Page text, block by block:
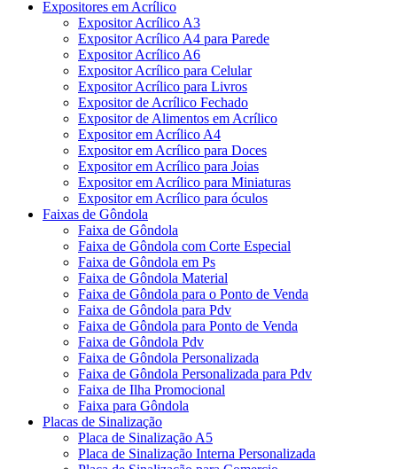
Expositores em Acrílico
Expositor Acrílico A3
Expositor Acrílico A4 para Parede
Expositor Acrílico A6
Expositor Acrílico para Celular
Expositor Acrílico para Livros
Expositor de Acrílico Fechado
Expositor de Alimentos em Acrílico
Expositor em Acrílico A4
Expositor em Acrílico para Doces
Expositor em Acrílico para Joias
Expositor em Acrílico para Miniaturas
Expositor em Acrílico para óculos
Faixas de Gôndola
Faixa de Gôndola
Faixa de Gôndola com Corte Especial
Faixa de Gôndola em Ps
Faixa de Gôndola Material
Faixa de Gôndola para o Ponto de Venda
Faixa de Gôndola para Pdv
Faixa de Gôndola para Ponto de Venda
Faixa de Gôndola Pdv
Faixa de Gôndola Personalizada
Faixa de Gôndola Personalizada para Pdv
Faixa de Ilha Promocional
Faixa para Gôndola
Placas de Sinalização
Placa de Sinalização A5
Placa de Sinalização Interna Personalizada